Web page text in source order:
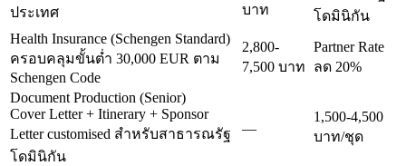
ประเทศ
บาท
โดมินิกัน
Health Insurance (Schengen Standard)
ครอบคลุมขั้นต่ำ 30,000 EUR ตาม
Schengen Code
2,800-
7,500 บาท
Partner Rate
ลด 20%
Document Production (Senior)
Cover Letter + Itinerary + Sponsor
Letter customised สำหรับสาธารณรัฐ
โดมินิกัน
—
1,500-4,500
บาท/ชุด